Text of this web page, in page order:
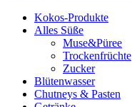
Kokos-Produkte
Alles Süße
Muse&Püree
Trockenfrüchte
Zucker
Blütenwasser
Chutneys & Pasten